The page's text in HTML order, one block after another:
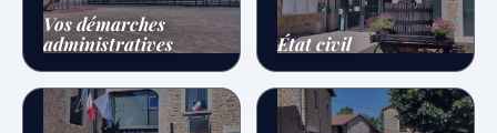
Vos démarches
administratives
État civil